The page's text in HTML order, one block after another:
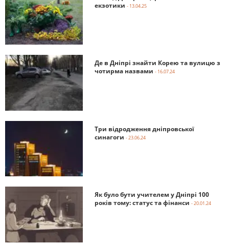
екзотики - 13.04.25
Де в Дніпрі знайти Корею та вулицю з
чотирма назвами - 16.07.24
Три відродження дніпровської
синагоги - 23.06.24
Як було бути учителем у Дніпрі 100
років тому: статус та фінанси - 20.01.24